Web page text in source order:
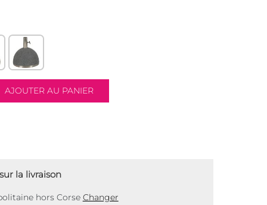
la livraison
hors Corse Changer